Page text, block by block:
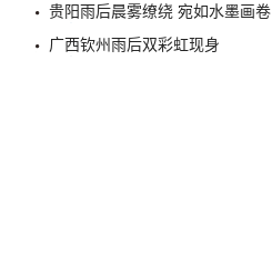
贵阳雨后晨雾缭绕 宛如水墨画卷
广西钦州雨后双彩虹现身